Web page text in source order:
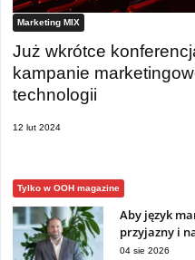
Marketing MIX
Już wkrótce
kampanie
technologii
12 lut 2024
Tylko w OOH magazine
Aby język
przyjazny i
04 sie 2026